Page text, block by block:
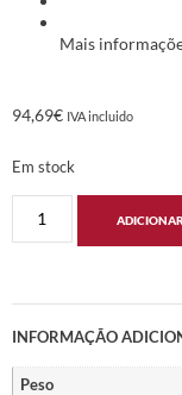
Mais
94,69€ IVA incluido
Em stock
ADICIONAR
INFORMAÇÃO
Peso